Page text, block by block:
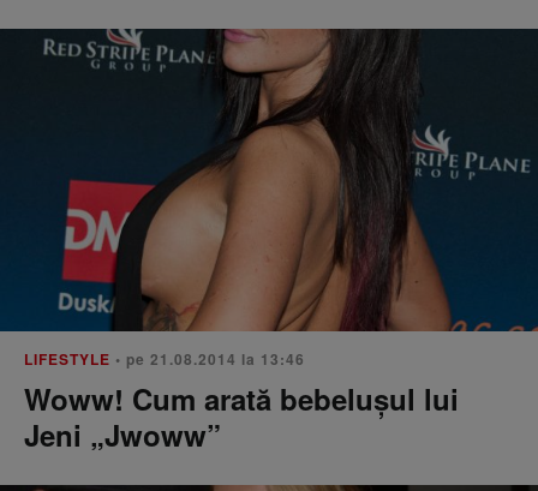
LIFESTYLE • pe 21.08.2014 la 13:46
Woww! Cum arată bebelușul lui
Jeni „Jwoww”